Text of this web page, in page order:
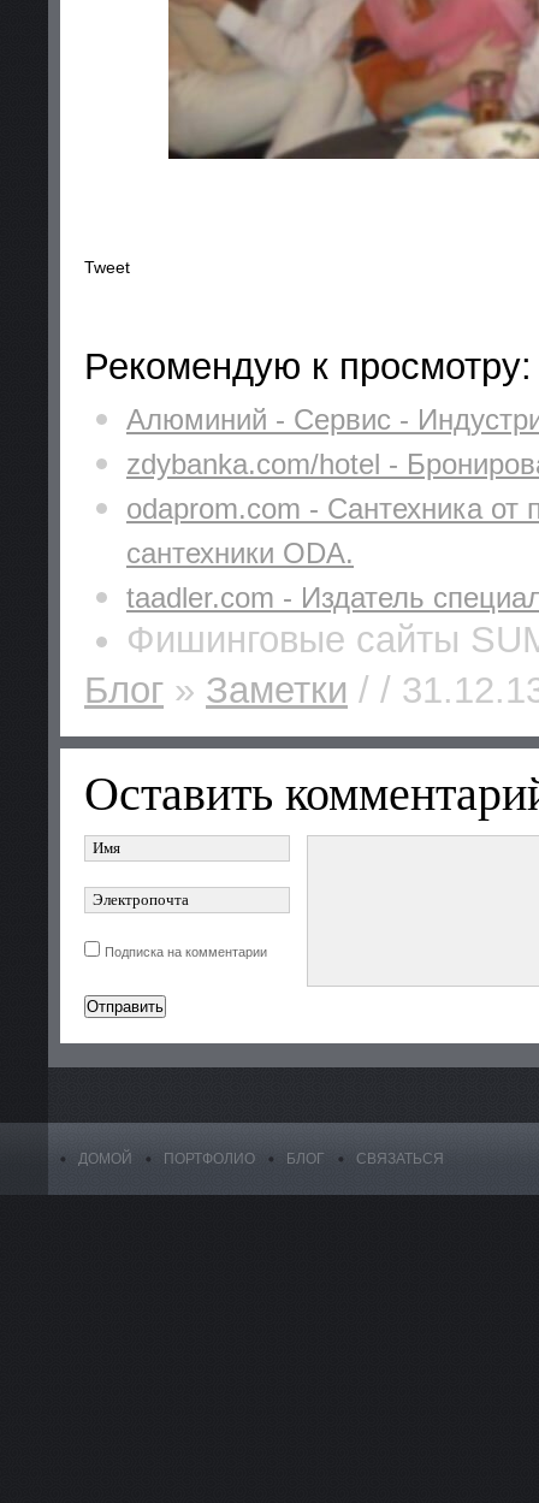
Tweet
Рекомендую к просмотру:
Алюминий - Сервис -
zdybanka.com/hotel -
odaprom.com - Сантехника от
сантехники ODA.
taadler.com - Издатель
Фишинговые сайты
Блог » Заметки / /
Оставить
Подписка на комментарии
ДОМОЙ ПОРТФОЛИО БЛОГ СВЯЗАТЬСЯ